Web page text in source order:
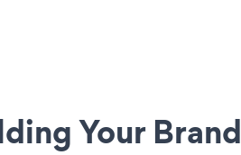
Your Brand